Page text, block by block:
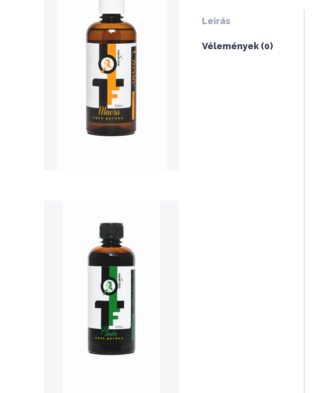
Nettó ár: 3,134 Ft
AquaLine TF Macro 500ml
KOSÁRBA
QUICK VIEW
Nettó ár: 3,421 Ft
AquaLine TF Planter
500ml
KOSÁRBA
Leírás
Vélemények (0)